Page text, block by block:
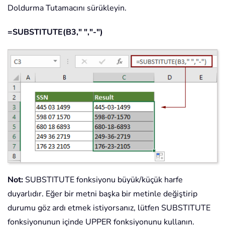
Doldurma Tutamacını sürükleyin.
=SUBSTITUTE(B3," ","-")
Not: SUBSTITUTE fonksiyonu büyük/küçük harfe
duyarlıdır. Eğer bir metni başka bir metinle değiştirip
durumu göz ardı etmek istiyorsanız, lütfen SUBSTITUTE
fonksiyonunun içinde UPPER fonksiyonunu kullanın.